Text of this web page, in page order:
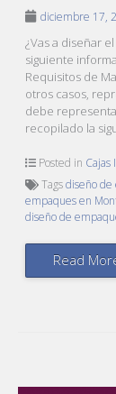
diciembre 17,
¿Vas a diseñar
siguiente
Requisitos de
otros casos,
debe
recopilado la
Posted in Cajas
Tagsdiseño de
empaques en
diseño de
Read